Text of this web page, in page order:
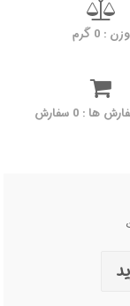
وزن : 0 گرم
ها : 0 سفارش